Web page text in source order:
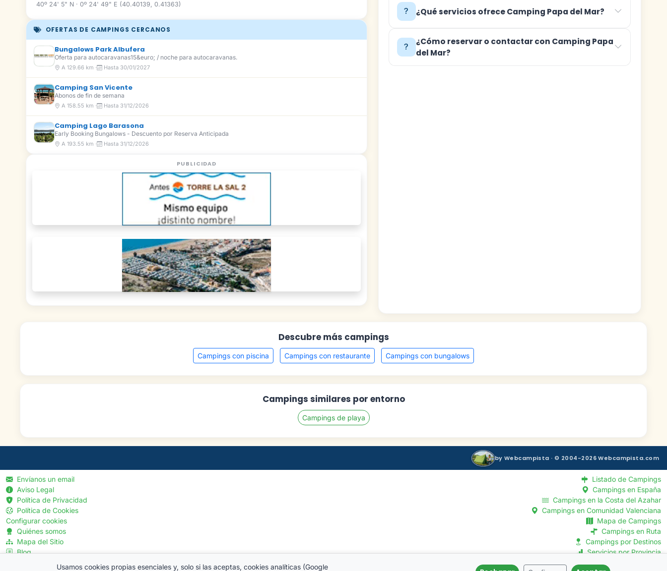
40º 24' 5" N · 0º 24' 49" E (40.40139, 0.41363)
OFERTAS DE CAMPINGS CERCANOS
Bungalows Park Albufera
Oferta para autocaravanas15&euro; / noche para autocaravanas.
A 129.66 km · Hasta 30/01/2027
Camping San Vicente
Abonos de fin de semana
A 158.55 km · Hasta 31/12/2026
Camping Lago Barasona
Early Booking Bungalows - Descuento por Reserva Anticipada
A 193.55 km · Hasta 31/12/2026
PUBLICIDAD
¿Qué servicios ofrece Camping Papa del Mar?
¿Cómo reservar o contactar con Camping Papa
del Mar?
Descubre más campings
Campings con piscina Campings con restaurante Campings con bungalows
Campings similares por entorno
Campings de playa
by Webcampista · © 2004-2026 Webcampista.com
Envíanos un email
Aviso Legal
Política de Privacidad
Política de Cookies
Configurar cookies
Quiénes somos
Mapa del Sitio
Blog
Menú Profesionales
Listado de Campings
Campings en España
Campings en la Costa del Azahar
Campings en Comunidad Valenciana
Mapa de Campings
Campings en Ruta
Campings por Destinos
Servicios por Provincia
Usamos cookies propias esenciales y, solo si las aceptas, cookies analíticas (Google